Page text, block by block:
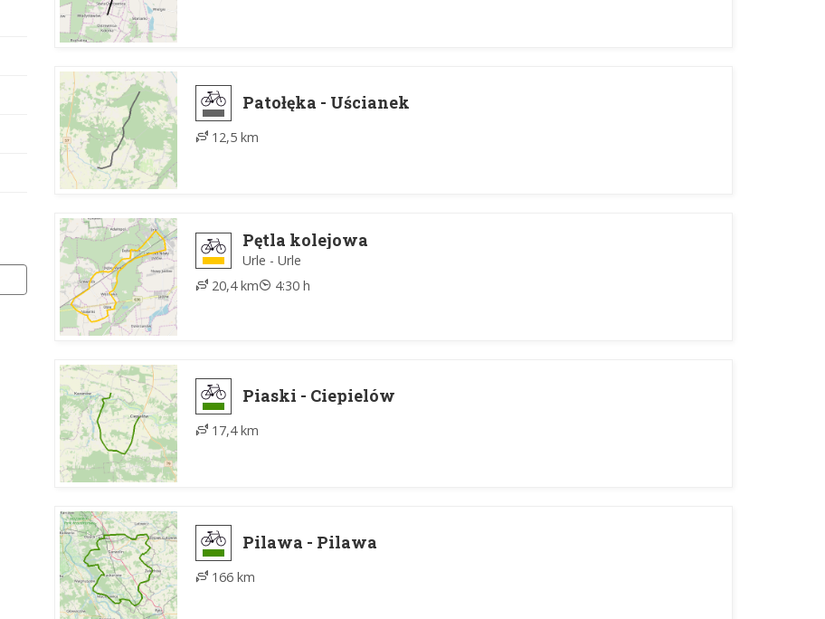
Patołęka - Uścianek
12,5 km
Pętla kolejowa
Urle - Urle
20,4 km
4:30 h
Piaski - Ciepielów
17,4 km
Pilawa - Pilawa
166 km